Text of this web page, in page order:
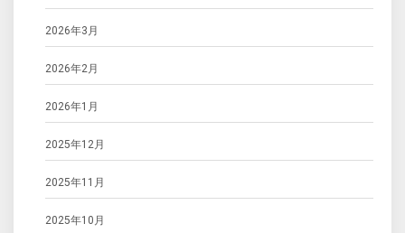
2026年3月
2026年2月
2026年1月
2025年12月
2025年11月
2025年10月